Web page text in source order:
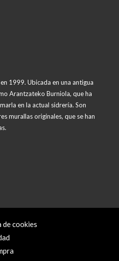
1999. Ubicada en una antigua
Arantzateko Burniola, que ha
en la actual sidrería. Son
murallas originales, que se han
de cookies